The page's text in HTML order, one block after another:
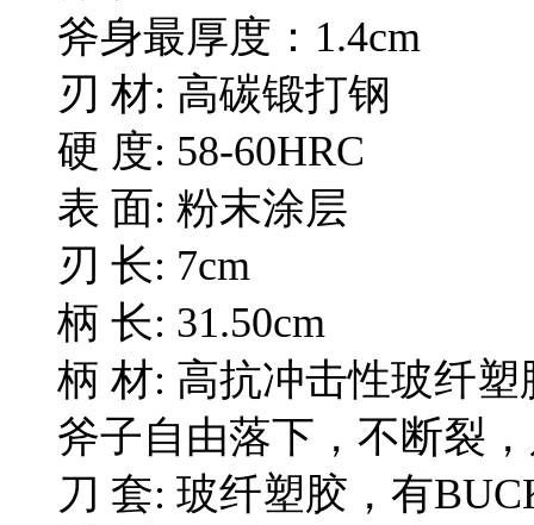
斧身最厚度：1.4cm
刃 材: 高碳锻打钢
硬 度: 58-60HRC
表 面: 粉末涂层
刃 长: 7cm
柄 长: 31.50cm
柄 材: 高抗冲击性玻纤
斧子自由落下，不断裂
刀 套: 玻纤塑胶，有